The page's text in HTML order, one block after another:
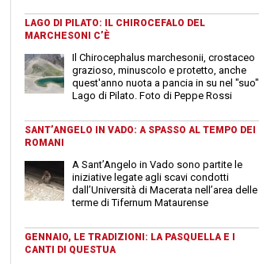
LAGO DI PILATO: IL CHIROCEFALO DEL
MARCHESONI C’È
Il Chirocephalus marchesonii, crostaceo
grazioso, minuscolo e protetto, anche
quest'anno nuota a pancia in su nel "suo"
Lago di Pilato. Foto di Peppe Rossi
SANT’ANGELO IN VADO: A SPASSO AL TEMPO DEI
ROMANI
A Sant’Angelo in Vado sono partite le
iniziative legate agli scavi condotti
dall’Università di Macerata nell’area delle
terme di Tifernum Mataurense
GENNAIO, LE TRADIZIONI: LA PASQUELLA E I
CANTI DI QUESTUA